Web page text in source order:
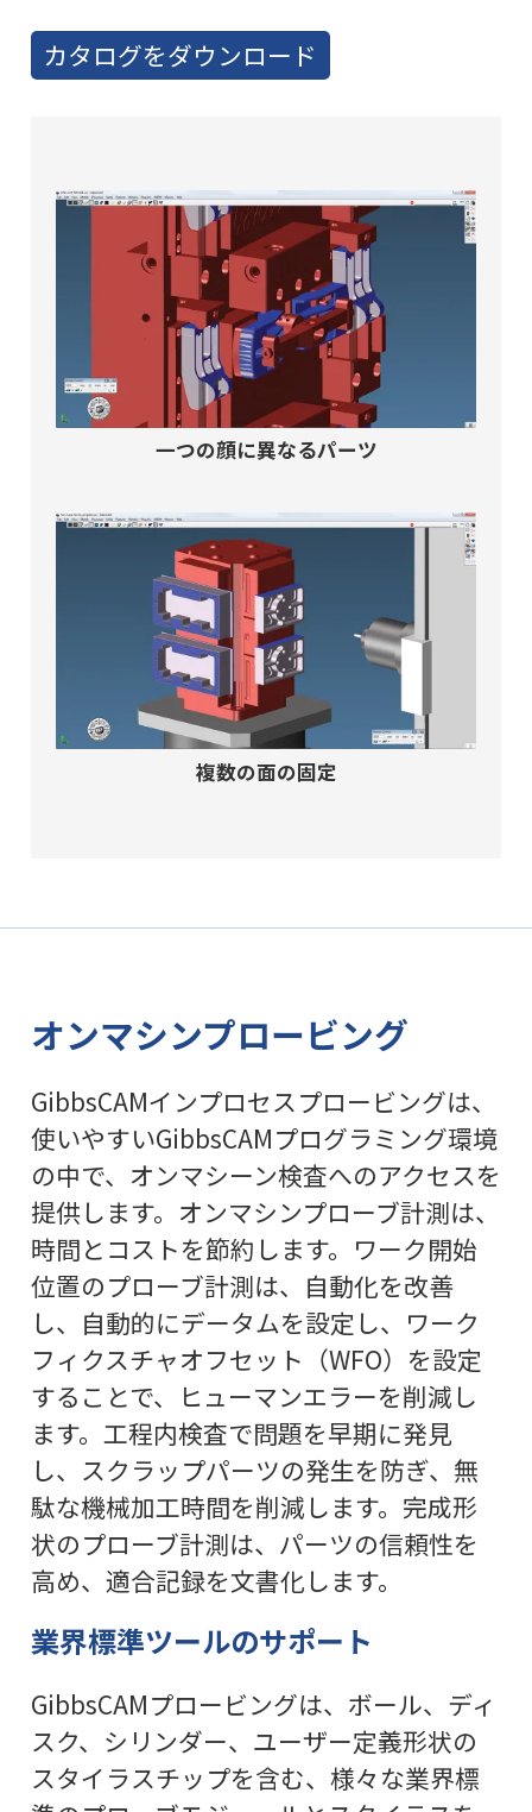
カタログをダウンロード
一つの顔に異なるパーツ
複数の面の固定
オンマシンプロービング
GibbsCAMインプロセスプロービングは、
使いやすいGibbsCAMプログラミング環境
の中で、オンマシーン検査へのアクセスを
提供します。オンマシンプローブ計測は、
時間とコストを節約します。ワーク開始
位置のプローブ計測は、自動化を改善
し、自動的にデータムを設定し、ワーク
フィクスチャオフセット（WFO）を設定
することで、ヒューマンエラーを削減し
ます。工程内検査で問題を早期に発見
し、スクラップパーツの発生を防ぎ、無
駄な機械加工時間を削減します。完成形
状のプローブ計測は、パーツの信頼性を
高め、適合記録を文書化します。
業界標準ツールのサポート
GibbsCAMプロービングは、ボール、ディ
スク、シリンダー、ユーザー定義形状の
スタイラスチップを含む、様々な業界標